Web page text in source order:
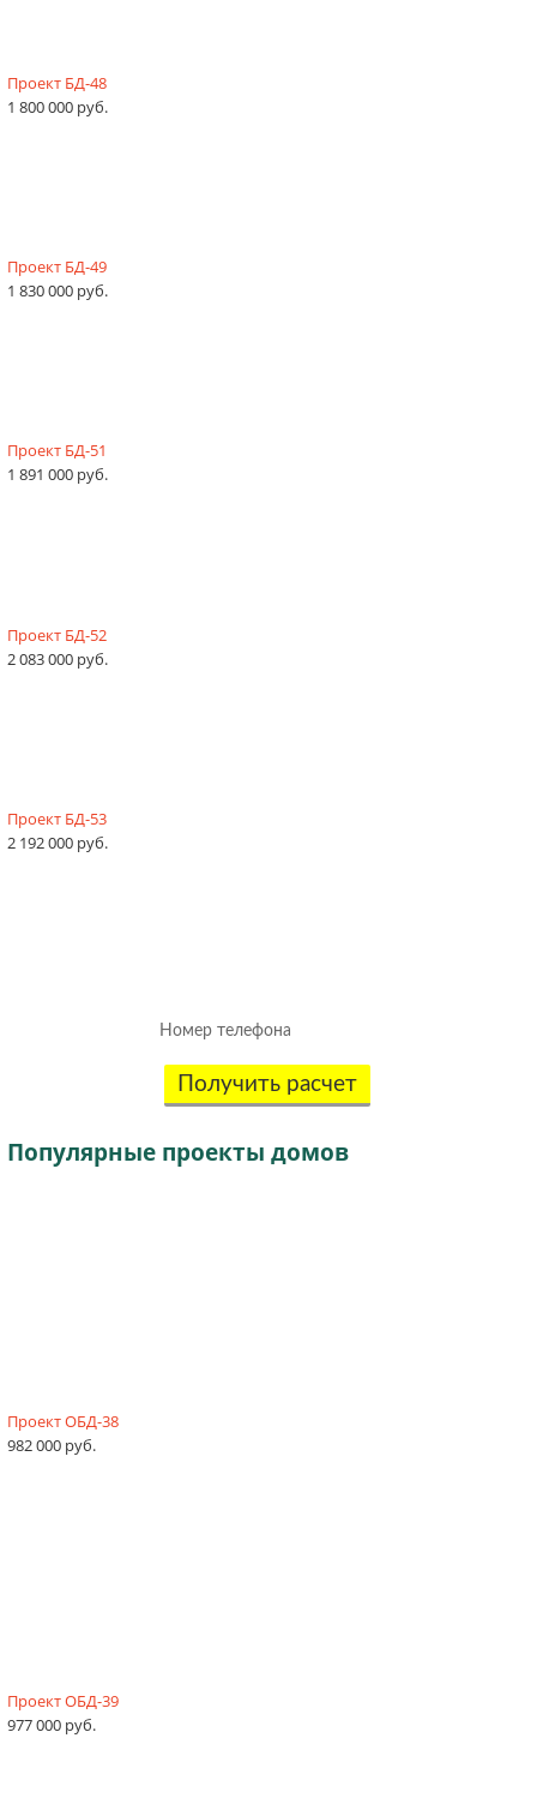
Проект БД-48
1 800 000 руб.
Проект БД-49
1 830 000 руб.
Проект БД-51
1 891 000 руб.
Проект БД-52
2 083 000 руб.
Проект БД-53
2 192 000 руб.
Получить расчет
Популярные проекты домов
Проект ОБД-38
982 000 руб.
Проект ОБД-39
977 000 руб.